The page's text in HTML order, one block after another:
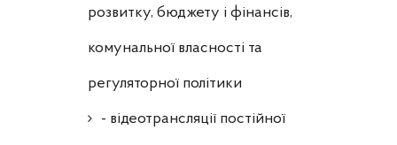
розвитку, бюджету і фінансів,
комунальної власності та
регуляторної політики
- відеотрансляції постійної